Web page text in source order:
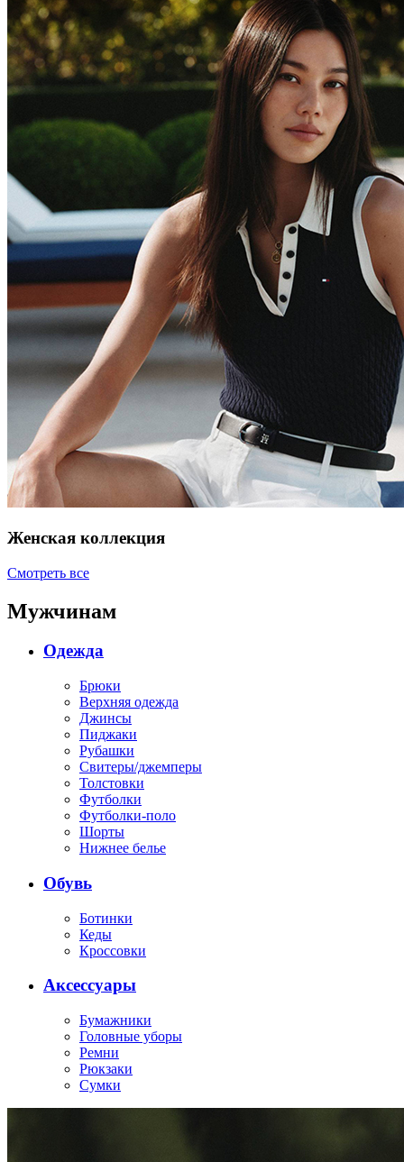
Женская коллекция
Смотреть все
Мужчинам
Одежда
Брюки
Верхняя одежда
Джинсы
Пиджаки
Рубашки
Свитеры/джемперы
Толстовки
Футболки
Футболки-поло
Шорты
Нижнее белье
Обувь
Ботинки
Кеды
Кроссовки
Аксессуары
Бумажники
Головные уборы
Ремни
Рюкзаки
Сумки